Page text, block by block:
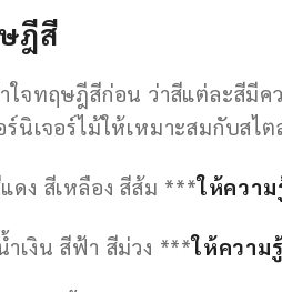
ฎีสี
ใจทฤษฎีสีก่อน ว่าสีแต่ละสีมีค
ร์นิเจอร์ไม้ให้เหมาะสมกับส
ดง สีเหลือง สีส้ม ***ให้ควา
ำเงิน สีฟ้า สีม่วง ***ให้ความ